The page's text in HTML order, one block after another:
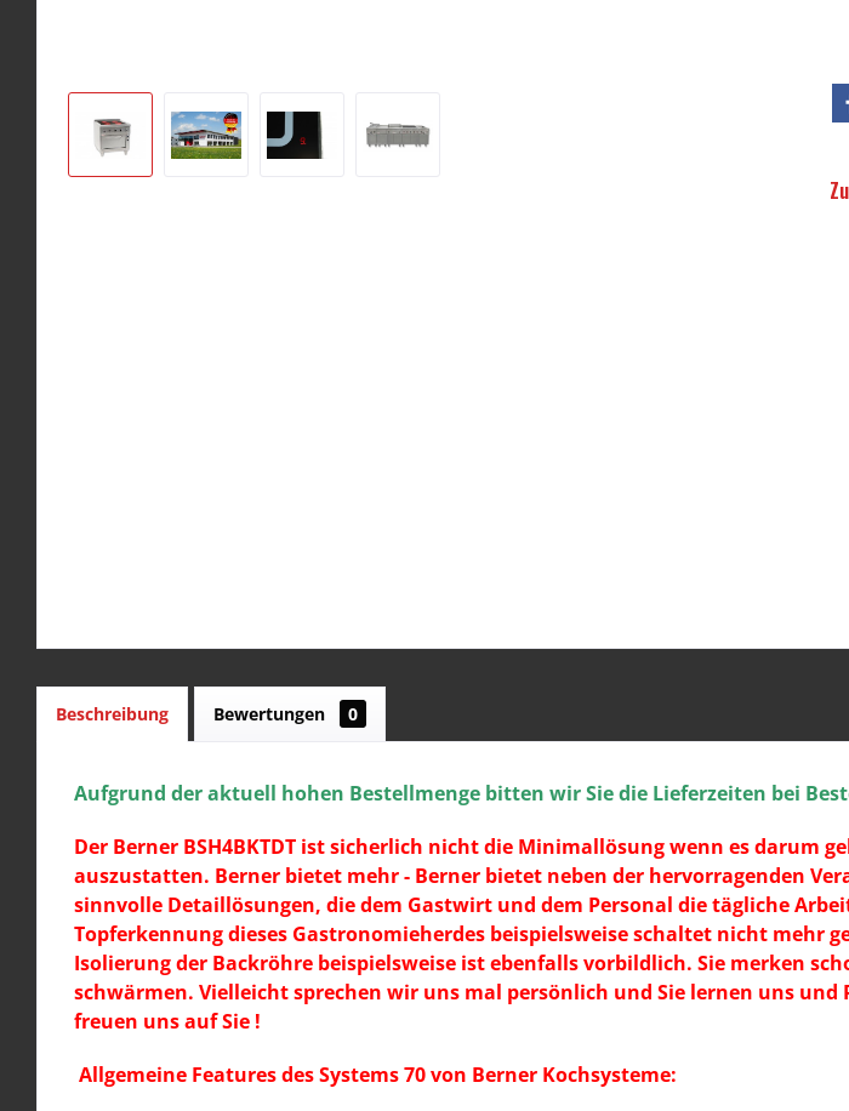
Beschreibung Bewertungen 0
Aufgrund der aktuell hohen Bestellmenge bitten wir Sie die Lieferzeiten bei
Der Berner BSH4BKTDT ist sicherlich nicht die Minimallösung wenn es darum
auszustatten. Berner bietet mehr - Berner bietet neben der hervorragenden
sinnvolle Detaillösungen, die dem Gastwirt und dem Personal die tägliche
Topferkennung dieses Gastronomieherdes beispielsweise schaltet nicht
Isolierung der Backröhre beispielsweise ist ebenfalls vorbildlich. Sie merken
schwärmen. Vielleicht sprechen wir uns mal persönlich und Sie lernen uns
freuen uns auf Sie !
Allgemeine Features des Systems 70 von Berner Kochsysteme: